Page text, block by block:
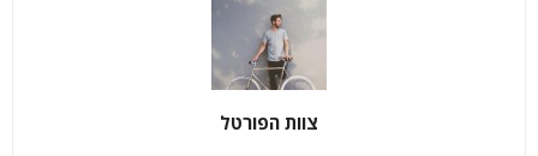
צוות הפורטל